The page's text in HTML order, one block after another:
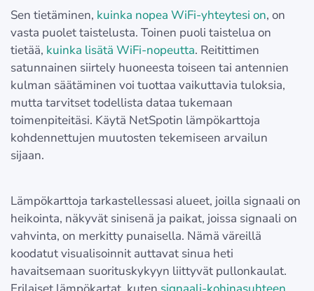
Sen tietäminen, kuinka nopea WiFi-yhteytesi on, on
vasta puolet taistelusta. Toinen puoli taistelua on
tietää, kuinka lisätä WiFi-nopeutta. Reitittimen
satunnainen siirtely huoneesta toiseen tai antennien
kulman säätäminen voi tuottaa vaikuttavia tuloksia,
mutta tarvitset todellista dataa tukemaan
toimenpiteitäsi. Käytä NetSpotin lämpökarttoja
kohdennettujen muutosten tekemiseen arvailun
sijaan.
Lämpökarttoja tarkastellessasi alueet, joilla signaali on
heikointa, näkyvät sinisenä ja paikat, joissa signaali on
vahvinta, on merkitty punaisella. Nämä väreillä
koodatut visualisoinnit auttavat sinua heti
havaitsemaan suorituskykyyn liittyvät pullonkaulat.